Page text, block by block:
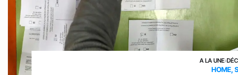
A LA UNE›
HOME,